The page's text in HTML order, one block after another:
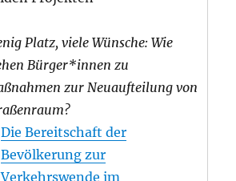
Platz, viele Wünsche: Wie
Bürger*innen zu
zur Neuaufteilung von
Die Bereitschaft der
Bevölkerung zur
Verkehrswende im